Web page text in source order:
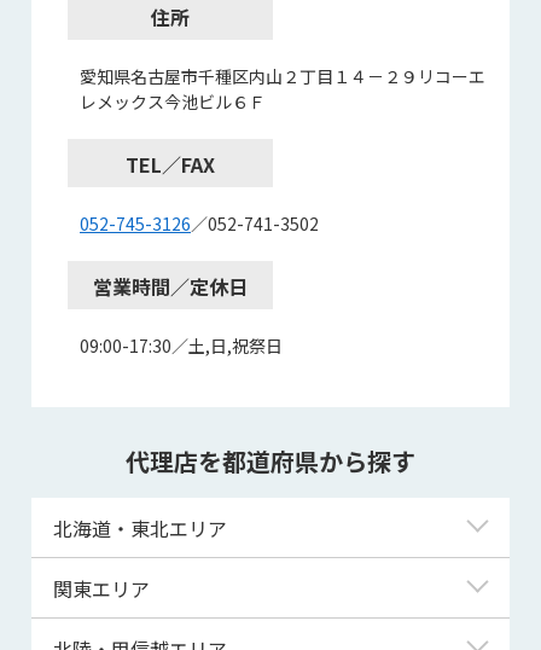
住所
愛知県名古屋市千種区内山２丁目１４－２９リコーエ
レメックス今池ビル６Ｆ
TEL／FAX
052-745-3126／052-741-3502
営業時間／定休日
09:00-17:30／土,日,祝祭日
代理店を都道府県から探す
北海道・東北エリア
北海道
青森県
関東エリア